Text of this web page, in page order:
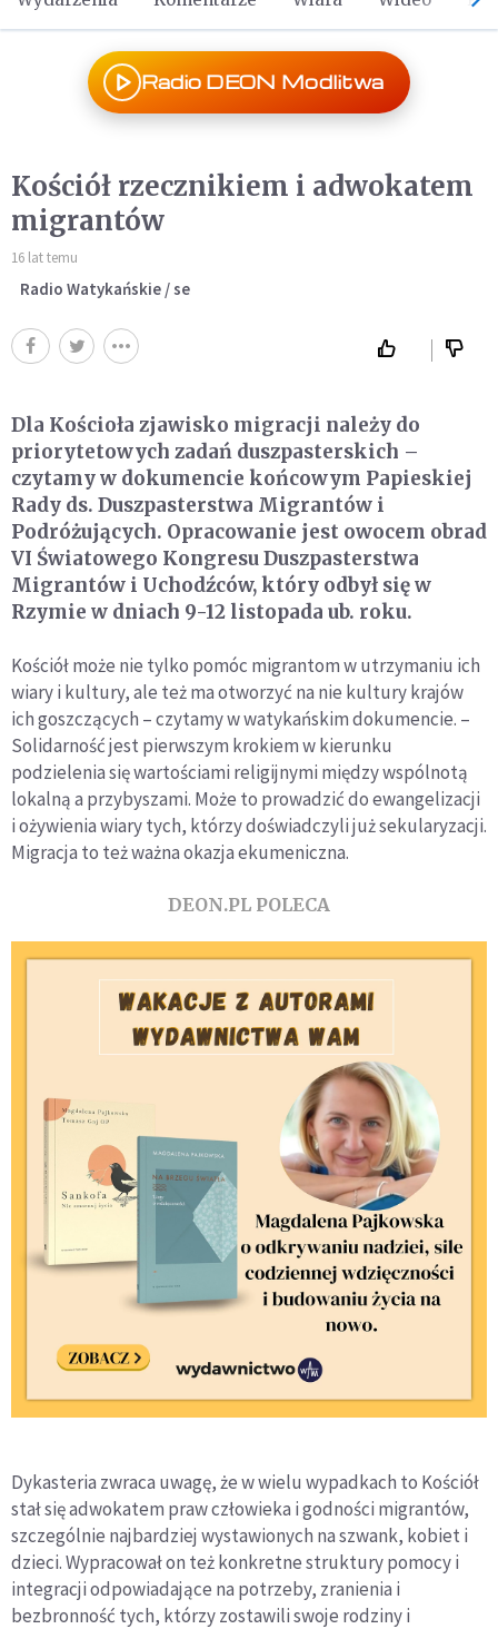
Radio DEON Modlitwa
Kościół rzecznikiem i adwokatem
migrantów
16 lat temu
Radio Watykańskie / se
Dla Kościoła zjawisko migracji należy do
priorytetowych zadań duszpasterskich –
czytamy w dokumencie końcowym Papieskiej
Rady ds. Duszpasterstwa Migrantów i
Podróżujących. Opracowanie jest owocem obrad
VI Światowego Kongresu Duszpasterstwa
Migrantów i Uchodźców, który odbył się w
Rzymie w dniach 9-12 listopada ub. roku.
Kościół może nie tylko pomóc migrantom w utrzymaniu ich
wiary i kultury, ale też ma otworzyć na nie kultury krajów
ich goszczących – czytamy w watykańskim dokumencie. –
Solidarność jest pierwszym krokiem w kierunku
podzielenia się wartościami religijnymi między wspólnotą
lokalną a przybyszami. Może to prowadzić do ewangelizacji
i ożywienia wiary tych, którzy doświadczyli już sekularyzacji.
Migracja to też ważna okazja ekumeniczna.
DEON.PL POLECA
Dykasteria zwraca uwagę, że w wielu wypadkach to Kościół
stał się adwokatem praw człowieka i godności migrantów,
szczególnie najbardziej wystawionych na szwank, kobiet i
dzieci. Wypracował on też konkretne struktury pomocy i
integracji odpowiadające na potrzeby, zranienia i
bezbronność tych, którzy zostawili swoje rodziny i